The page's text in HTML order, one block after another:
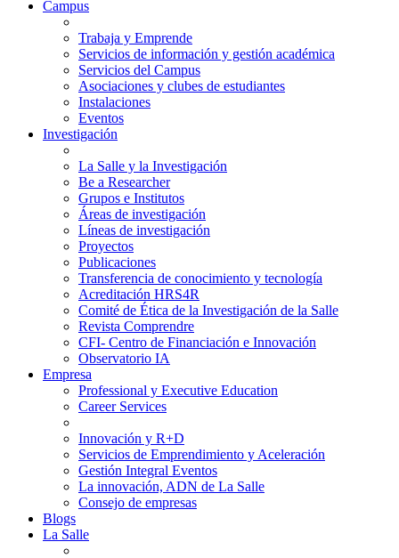
Campus
Trabaja y Emprende
Servicios de información y gestión académica
Servicios del Campus
Asociaciones y clubes de estudiantes
Instalaciones
Eventos
Investigación
La Salle y la Investigación
Be a Researcher
Grupos e Institutos
Áreas de investigación
Líneas de investigación
Proyectos
Publicaciones
Transferencia de conocimiento y tecnología
Acreditación HRS4R
Comité de Ética de la Investigación de la Salle
Revista Comprendre
CFI- Centro de Financiación e Innovación
Observatorio IA
Empresa
Professional y Executive Education
Career Services
Innovación y R+D
Servicios de Emprendimiento y Aceleración
Gestión Integral Eventos
La innovación, ADN de La Salle
Consejo de empresas
Blogs
La Salle